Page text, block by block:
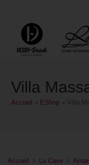
Villa
Accueil EShop Villa
Accueil > La Cave >